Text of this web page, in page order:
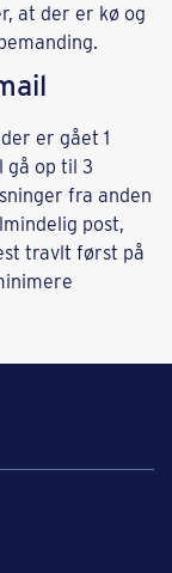
at der er kø og
er gået 1
gå op til 3
fra anden
post,
travlt først på